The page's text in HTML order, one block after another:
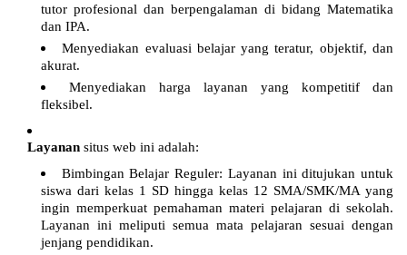
tutor profesional dan berpengalaman di bidang Matematika
dan IPA.
Menyediakan evaluasi belajar yang teratur, objektif, dan
akurat.
Menyediakan harga layanan yang kompetitif dan
fleksibel.
Layanan situs web ini adalah:
Bimbingan Belajar Reguler: Layanan ini ditujukan untuk
siswa dari kelas 1 SD hingga kelas 12 SMA/SMK/MA yang
ingin memperkuat pemahaman materi pelajaran di sekolah.
Layanan ini meliputi semua mata pelajaran sesuai dengan
jenjang pendidikan.